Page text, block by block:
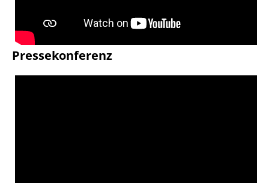
Pressekonferenz